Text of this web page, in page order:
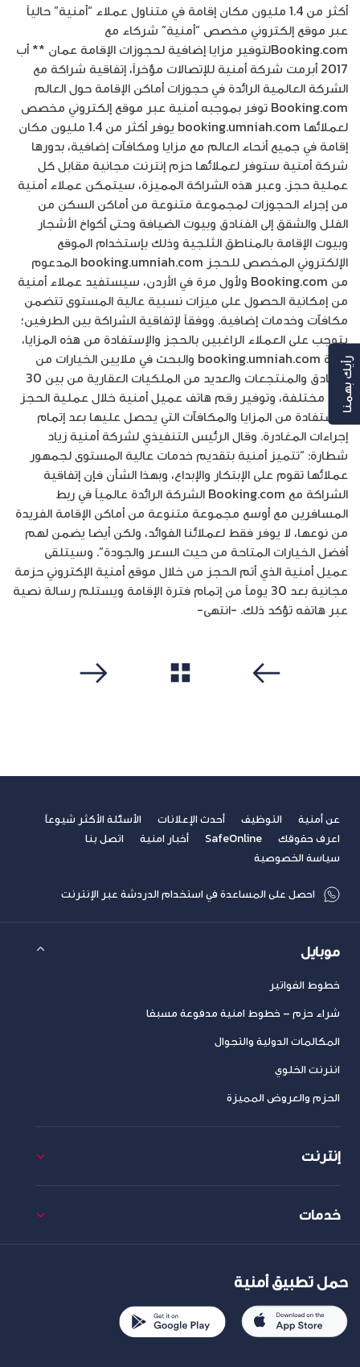
أكثر من 1.4 مليون مكان إقامة في متناول عملاء “أمنية” حالياً
عبر موقع إلكتروني مخصص “أمنية” شركاء مع
Booking.comلتوفير مزايا إضافية لحجوزات الإقامة عمان ** أب
2017 أبرمت شركة أمنية للإتصالات مؤخراً، إتفاقية شراكة مع
الشركة العالمية الرائدة في حجوزات أماكن الإقامة حول العالم
Booking.com توفر بموجبه أمنية عبر موقع إلكتروني مخصص
لعملائها booking.umniah.com يوفر أكثر من 1.4 مليون مكان
إقامة في جميع أنحاء العالم مع مزايا ومكافآت إضافية، بدورها
شركة أمنية ستوفر لعملائها حزم إنترنت مجانية مقابل كل
عملية حجز. وعبر هذه الشراكة المميزة، سيتمكن عملاء أمنية
من إجراء الحجوزات لمجموعة متنوعة من أماكن السكن من
الفلل والشقق إلى الفنادق وبيوت الضيافة وحتى أكواخ الأشجار
وبيوت الإقامة بالمناطق الثلجية وذلك بإستخدام الموقع
الإلكتروني المخصص للحجز booking.umniah.com المدعوم
من Booking.com ولأول مرة في الأردن، سيستفيد عملاء أمنية
من إمكانية الحصول على ميزات نسبية عالية المستوى تتضمن
مكافآت وخدمات إضافية. ووفقاً لإتفاقية الشراكة بين الطرفين؛
يتوجب على العملاء الراغبين بالحجز والإستفادة من هذه المزايا،
زيارة booking.umniah.com والبحث في ملايين الخيارات من
الفنادق والمنتجعات والعديد من الملكيات العقارية من بين 30
فئة مختلفة، وتوفير رقم هاتف عميل أمنية خلال عملية الحجز
للإستفادة من المزايا والمكافآت التي يحصل عليها بعد إتمام
إجراءات المغادرة. وقال الرئيس التنفيذي لشركة أمنية زياد
شطارة: “تتميز أمنية بتقديم خدمات عالية المستوى لجمهور
عملائها تقوم على الإبتكار والإبداع، وبهذا الشأن فإن إتفاقية
الشراكة مع Booking.com الشركة الرائدة عالمياً في ربط
المسافرين مع أوسع مجموعة متنوعة من أماكن الإقامة الفريدة
من نوعها، لا يوفر فقط لعملائنا الفوائد، ولكن أيضا يضمن لهم
أفضل الخيارات المتاحة من حيث السعر والجودة”. وسيتلقى
عميل أمنية الذي أتم الحجز من خلال موقع أمنية الإكتروني حزمة
مجانية بعد 30 يوماً من إتمام فترة الإقامة ويستلم رسالة نصية
عبر هاتفه تؤكد ذلك. -انتهى-
عن أمنية التوظيف أحدث الإعلانات
الأسئلة الأكثر شيوعاً
اعرف حقوقك
SafeOnline أخبار امنية
اتصل بنا
سياسة الخصوصية
احصل على المساعدة في استخدام الدردشة عبر الإنترنت
موبايل
خطوط الفواتير
شراء حزم – خطوط امنية مدفوعة مسبقا
المكالمات الدولية والتجوال
انترنت الخلوي
الحزم والعروض المميزة
إنترنت
خدمات
حمل تطبيق أمنية
رأيك بهمنا